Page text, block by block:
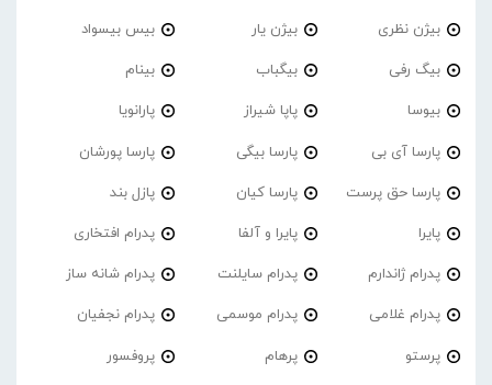
بیژن نظری بیژن یار بیس بیسواد
بیگ رفی بیگباب بینام
بیوسا پاپا شیراز پارانویا
پارسا آی بی پارسا بیگی پارسا پورشان
پارسا حق پرست پارسا کیان پازل بند
پایرا پایرا و آلفا پدرام افتخاری
پدرام ژاندارم پدرام‌ سایلنت پدرام شانه ساز
پدرام غلامی پدرام موسمی پدرام نجفیان
پرستو پرهام پروفسور